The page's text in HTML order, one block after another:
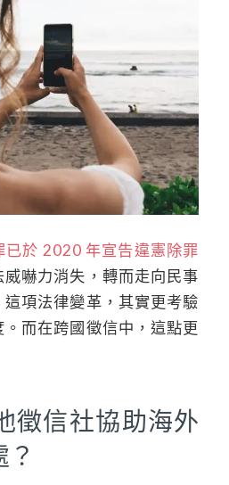
已於 2020 年宣告違憲除罪
威嚇力消失，轉而走向民事
項法律變革，其實更考驗
而在跨國徵信中，這點更
徵信社協助海外